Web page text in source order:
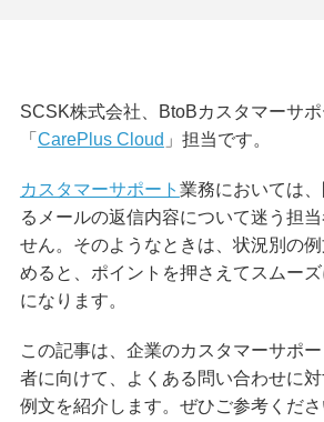
SCSK株式会社、BtoBカスタマーサ
「 CarePlus Cloud 」担当です。
カスタマーサポート 業務においては
るメールの返信内容について迷う担
せん。そのようなときは、状況別の
めると、ポイントを押さえてスムー
になります。
この記事は、企業のカスタマーサポ
者に向けて、よくある問い合わせに
例文を紹介します。ぜひご参考くださ